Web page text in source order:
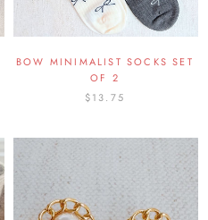
BOW MINIMALIST SOCKS SET
OF 2
$13.75